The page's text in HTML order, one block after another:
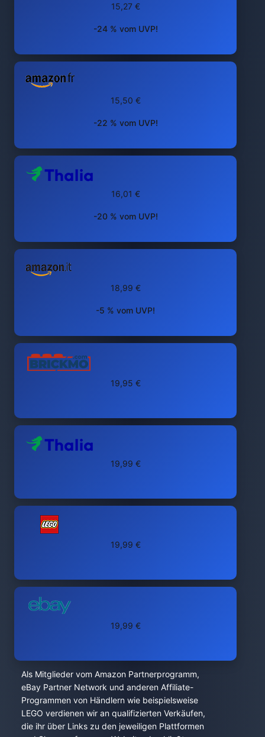
15,27 €
-24 % vom UVP!
15,50 €
-22 % vom UVP!
16,01 €
-20 % vom UVP!
18,99 €
-5 % vom UVP!
19,95 €
19,99 €
19,99 €
19,99 €
Als Mitglieder vom Amazon Partnerprogramm,
eBay Partner Network und anderen Affiliate-
Programmen von Händlern wie beispielsweise
LEGO verdienen wir an qualifizierten Verkäufen,
die ihr über Links zu den jeweiligen Plattformen